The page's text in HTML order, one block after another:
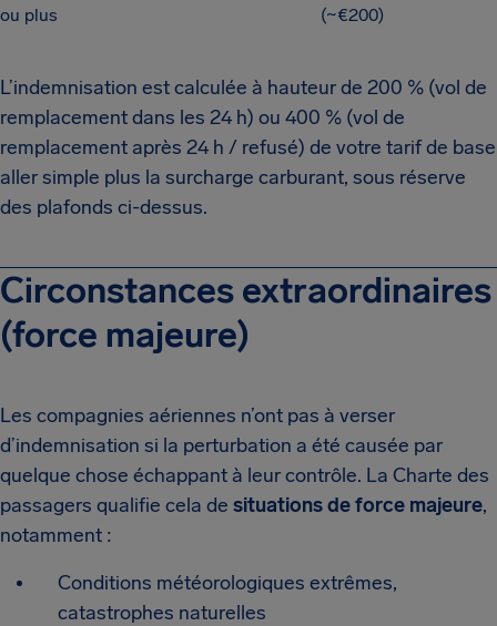
ou plus
(~€200)
L’indemnisation est calculée à hauteur de 200 % (vol de
remplacement dans les 24 h) ou 400 % (vol de
remplacement après 24 h / refusé) de votre tarif de base
aller simple plus la surcharge carburant, sous réserve
des plafonds ci-dessus.
Circonstances extraordinaires
(force majeure)
Les compagnies aériennes n’ont pas à verser
d’indemnisation si la perturbation a été causée par
quelque chose échappant à leur contrôle. La Charte des
passagers qualifie cela de situations de force majeure,
notamment :
Conditions météorologiques extrêmes,
catastrophes naturelles